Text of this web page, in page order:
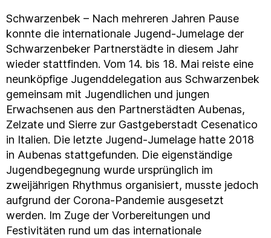
Schwarzenbek – Nach mehreren Jahren Pause
konnte die internationale Jugend-Jumelage der
Schwarzenbeker Partnerstädte in diesem Jahr
wieder stattfinden. Vom 14. bis 18. Mai reiste eine
neunköpfige Jugenddelegation aus Schwarzenbek
gemeinsam mit Jugendlichen und jungen
Erwachsenen aus den Partnerstädten Aubenas,
Zelzate und Sierre zur Gastgeberstadt Cesenatico
in Italien. Die letzte Jugend-Jumelage hatte 2018
in Aubenas stattgefunden. Die eigenständige
Jugendbegegnung wurde ursprünglich im
zweijährigen Rhythmus organisiert, musste jedoch
aufgrund der Corona-Pandemie ausgesetzt
werden. Im Zuge der Vorbereitungen und
Festivitäten rund um das internationale